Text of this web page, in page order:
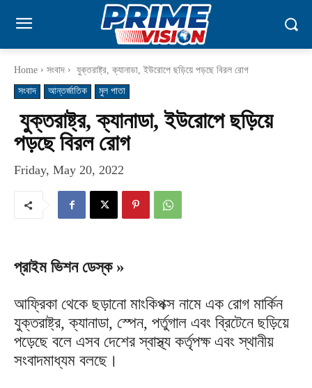
Home সংবাদ
যুক্তরাষ্ট্র, ক্যানাডা, ইউরোপে ছড়িয়ে পড়ছে বিরল রোগ
সংবাদ
আন্তর্জাতিক মুল পাতা
যুক্তরাষ্ট্র, ক্যানাডা, ইউরোপে ছড়িয়ে
পড়ছে বিরল রোগ
Friday, May 20, 2022
প্রাইম ভিশন ডেস্ক »
আফ্রিকা থেকে ছড়ানো মাংকিপক্স নামে এক রোগ মার্কিন
যুক্তরাষ্ট্র, ক্যানাডা, স্পেন, পর্তুগাল এবং ব্রিটেনে ছড়িয়ে
পড়েছে বলে এসব দেশের স্বাস্থ্য কর্তৃপক্ষ এবং স্থানীয়
সংবাদমাধ্যম বলছে।